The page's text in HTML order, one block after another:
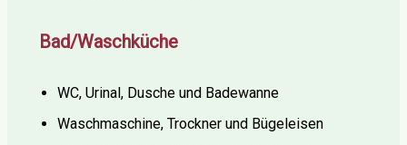
Bad/Waschküche
WC, Urinal, Dusche und Badewanne
Waschmaschine, Trockner und Bügeleisen